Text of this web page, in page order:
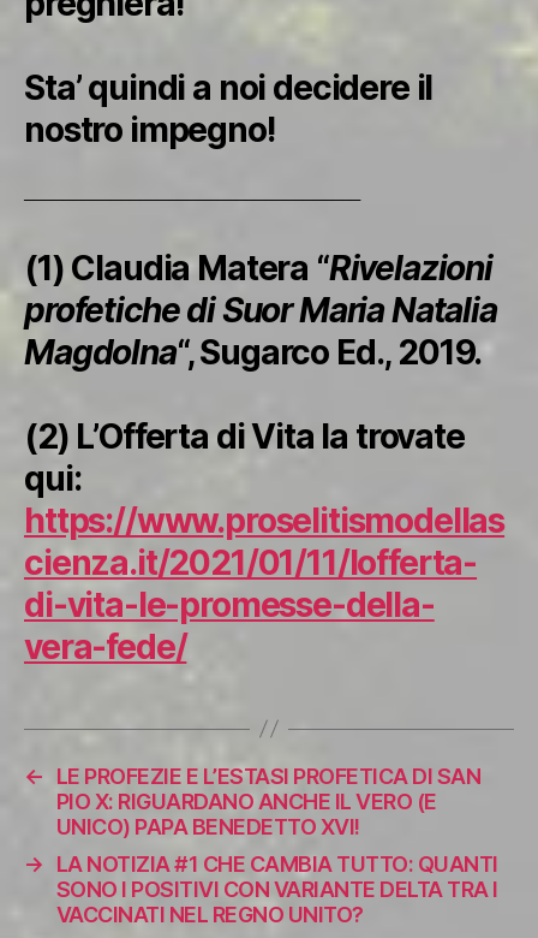
Sta’ quindi a noi decidere il
nostro impegno!
(1) Claudia Matera “Rivelazioni
profetiche di Suor Maria Natalia
Magdolna“, Sugarco Ed., 2019.
(2) L’Offerta di Vita la trovate
qui:
https://www.proselitismodellas
cienza.it/2021/01/11/lofferta-
di-vita-le-promesse-della-
vera-fede/
←
LE PROFEZIE E L’ESTASI PROFETICA DI SAN
PIO X: RIGUARDANO ANCHE IL VERO (E
UNICO) PAPA BENEDETTO XVI!
→
LA NOTIZIA #1 CHE CAMBIA TUTTO: QUANTI
SONO I POSITIVI CON VARIANTE DELTA TRA I
VACCINATI NEL REGNO UNITO?